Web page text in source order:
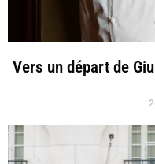
Vers un départ de